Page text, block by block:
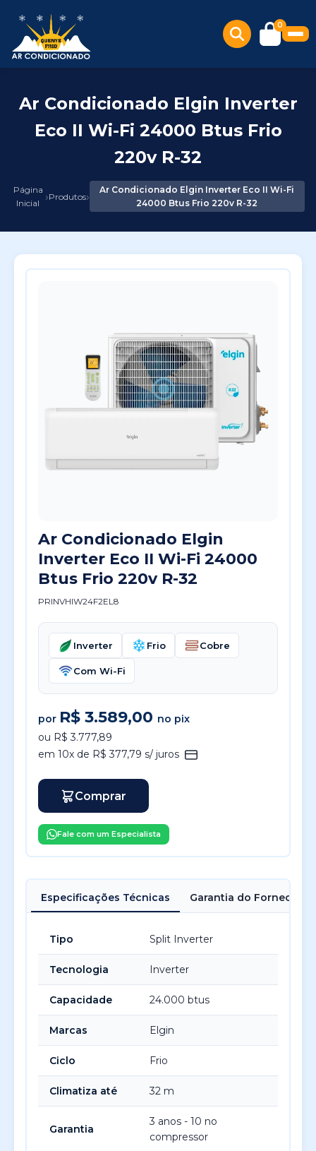
0
Ar Condicionado Elgin Inverter
Eco II Wi-Fi 24000 Btus Frio
220v R-32
Página
Inicial
›Produtos›
Ar Condicionado Elgin Inverter Eco II Wi-Fi
24000 Btus Frio 220v R-32
Ar Condicionado Elgin
Inverter Eco II Wi-Fi 24000
Btus Frio 220v R-32
PRINVHIW24F2EL8
Inverter Frio Cobre
Com Wi-Fi
por R$ 3.589,00 no pix
ou R$ 3.777,89
em 10x de R$ 377,79 s/ juros
Comprar
Fale com um Especialista
Especificações Técnicas Garantia do Fornecedor
Tipo Split Inverter
Tecnologia Inverter
Capacidade 24.000 btus
Marcas Elgin
Ciclo Frio
Climatiza até 32 m
Garantia
3 anos - 10 no
compressor